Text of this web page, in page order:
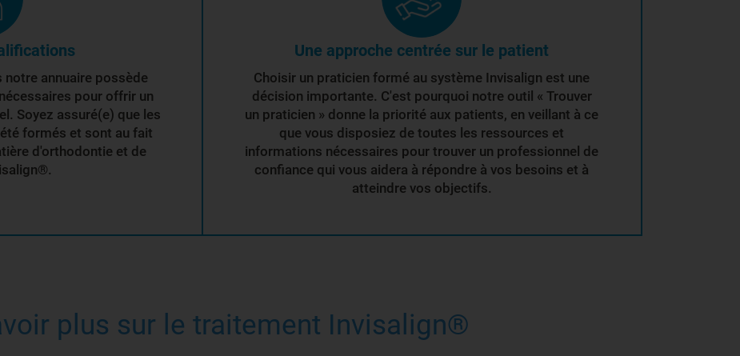
notre annuaire possède
pour offrir un
Soyez assuré(e) que les
formés et sont au fait
d'orthodontie et de
Une approche centrée sur le patient
Choisir un praticien formé au système Invisalign est une
décision importante. C'est pourquoi notre outil « Trouver
un praticien » donne la priorité aux patients, en veillant à ce
que vous disposiez de toutes les ressources et
informations nécessaires pour trouver un professionnel de
confiance qui vous aidera à répondre à vos besoins et à
atteindre vos objectifs.
plus sur le traitement Invisalign®